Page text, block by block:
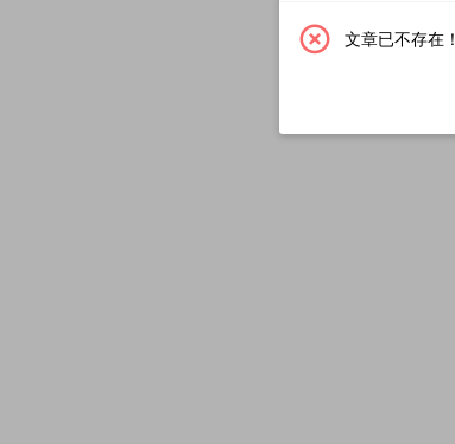
文章已不存在！